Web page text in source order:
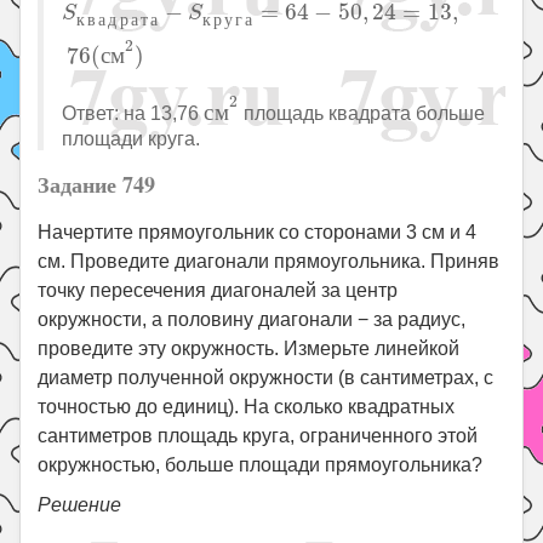
Sкв а дра та − Sкруга = 64 − 50, 24 = 13,
76(см2)
Ответ: на 13,76см2
см2
площадь квадрата больше
площади круга.
Задание 749
Начертите прямоугольник со сторонами 3 см и 4
см. Проведите диагонали прямоугольника. Приняв
точку пересечения диагоналей за центр
окружности, а половину диагонали − за радиус,
проведите эту окружность. Измерьте линейкой
диаметр полученной окружности (в сантиметрах, с
точностью до единиц). На сколько квадратных
сантиметров площадь круга, ограниченного этой
окружностью, больше площади прямоугольника?
Решение